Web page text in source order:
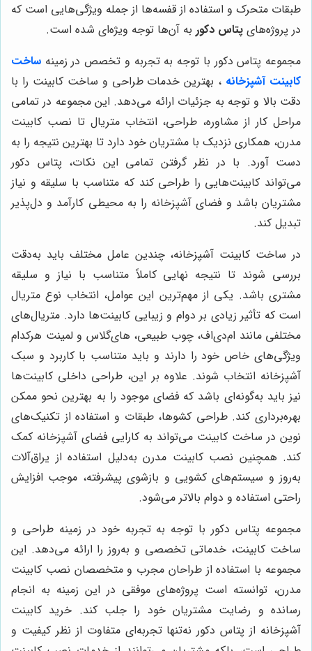
طبقات متحرک و استفاده از قفسه‌ها از جمله ویژگی‌هایی است که
در پروژه‌های پتاس دکور به آن‌ها توجه ویژه‌ای شده است.
مجموعه پتاس دکور با توجه به تجربه و تخصص در زمینه ساخت
کابینت آشپزخانه ، بهترین خدمات طراحی و ساخت کابینت را با
دقت بالا و توجه به جزئیات ارائه می‌دهد. این مجموعه در تمامی
مراحل کار از مشاوره، طراحی، انتخاب متریال تا نصب کابینت
مدرن، همکاری نزدیک با مشتریان خود دارد تا بهترین نتیجه را به
دست آورد. با در نظر گرفتن تمامی این نکات، پتاس دکور
می‌تواند کابینت‌هایی را طراحی کند که متناسب با سلیقه و نیاز
مشتریان باشد و فضای آشپزخانه را به محیطی کارآمد و دل‌پذیر
تبدیل کند.
در ساخت کابینت آشپزخانه، چندین عامل مختلف باید به‌دقت
بررسی شوند تا نتیجه نهایی کاملاً متناسب با نیاز و سلیقه
مشتری باشد. یکی از مهم‌ترین این عوامل، انتخاب نوع متریال
است که تأثیر زیادی بر دوام و زیبایی کابینت‌ها دارد. متریال‌های
مختلفی مانند ام‌دی‌اف، چوب طبیعی، های‌گلاس و لمینت هرکدام
ویژگی‌های خاص خود را دارند و باید متناسب با کاربرد و سبک
آشپزخانه انتخاب شوند. علاوه بر این، طراحی داخلی کابینت‌ها
نیز باید به‌گونه‌ای باشد که فضای موجود را به بهترین نحو ممکن
بهره‌برداری کند. طراحی کشوها، طبقات و استفاده از تکنیک‌های
نوین در ساخت کابینت می‌تواند به کارایی فضای آشپزخانه کمک
کند. همچنین نصب کابینت مدرن به‌دلیل استفاده از یراق‌آلات
به‌روز و سیستم‌های کشویی و بازشوی پیشرفته، موجب افزایش
راحتی استفاده و دوام بالاتر می‌شود.
مجموعه پتاس دکور با توجه به تجربه خود در زمینه طراحی و
ساخت کابینت، خدماتی تخصصی و به‌روز را ارائه می‌دهد. این
مجموعه با استفاده از طراحان مجرب و متخصصان نصب کابینت
مدرن، توانسته است پروژه‌های موفقی در این زمینه به انجام
رسانده و رضایت مشتریان خود را جلب کند. خرید کابینت
آشپزخانه از پتاس دکور نه‌تنها تجربه‌ای متفاوت از نظر کیفیت و